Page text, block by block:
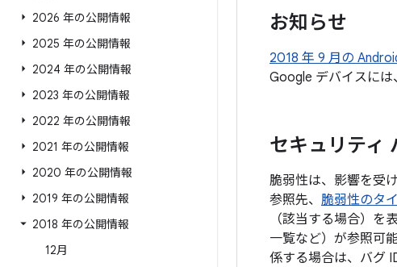
2026 年の公開情報
2025 年の公開情報
2024 年の公開情報
2023 年の公開情報
2022 年の公開情報
2021 年の公開情報
2020 年の公開情報
2019 年の公開情報
2018 年の公開情報
12月
お知らせ
2018 年 9 月の
Google デバイスには
セキュリティ
脆弱性は、影響を受
参照先、 脆弱性のタ
（該当する場合）を
一覧など）が参照可
係する場合は、バグ